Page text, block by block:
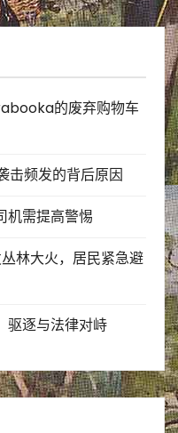
的废弃购物车
击频发的背后原因
需提高警惕
林大火，居民紧急避
驱逐与法律对峙